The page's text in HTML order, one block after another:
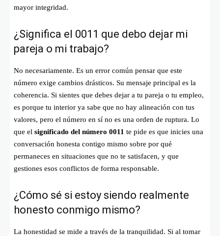
mayor integridad.
¿Significa el 0011 que debo dejar mi
pareja o mi trabajo?
No necesariamente. Es un error común pensar que este
número exige cambios drásticos. Su mensaje principal es la
coherencia. Si sientes que debes dejar a tu pareja o tu empleo,
es porque tu interior ya sabe que no hay alineación con tus
valores, pero el número en sí no es una orden de ruptura. Lo
que el significado del número 0011 te pide es que inicies una
conversación honesta contigo mismo sobre por qué
permaneces en situaciones que no te satisfacen, y que
gestiones esos conflictos de forma responsable.
¿Cómo sé si estoy siendo realmente
honesto conmigo mismo?
La honestidad se mide a través de la tranquilidad. Si al tomar